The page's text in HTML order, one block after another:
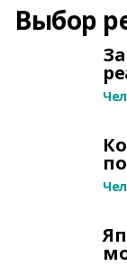
Выбор